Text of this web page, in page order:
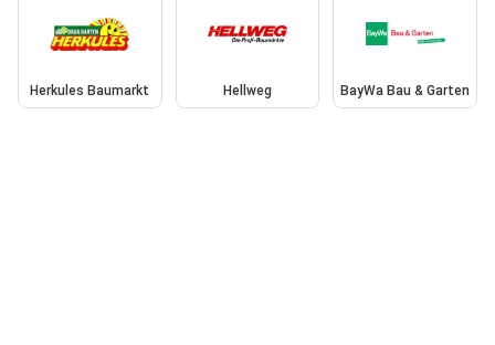
Herkules Baumarkt Hellweg BayWa Bau & Garten